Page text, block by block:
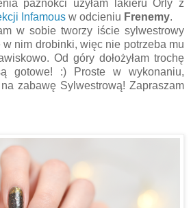
paznokci użyłam lakieru Orly z
Infamous w odcieniu Frenemy.
w sobie tworzy iście sylwestrowy
nim drobinki, więc nie potrzeba mu
Od góry dołożyłam trochę
gotowe! :) Proste w wykonaniu,
zabawę Sylwestrową! Zapraszam